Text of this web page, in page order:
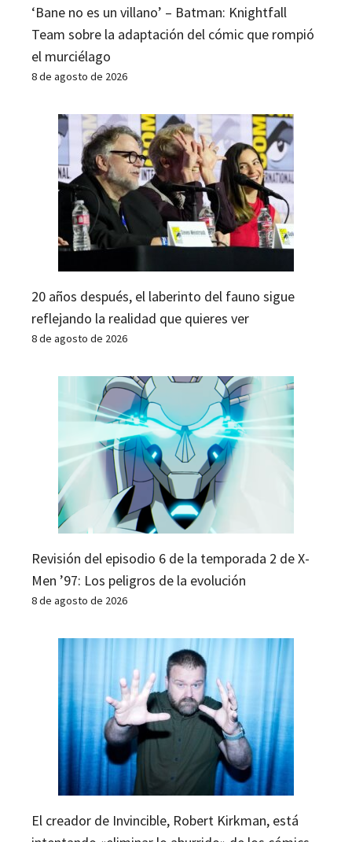
‘Bane no es un villano’ – Batman: Knightfall
Team sobre la adaptación del cómic que rompió
el murciélago
8 de agosto de 2026
20 años después, el laberinto del fauno sigue
reflejando la realidad que quieres ver
8 de agosto de 2026
Revisión del episodio 6 de la temporada 2 de X-
Men ’97: Los peligros de la evolución
8 de agosto de 2026
El creador de Invincible, Robert Kirkman, está